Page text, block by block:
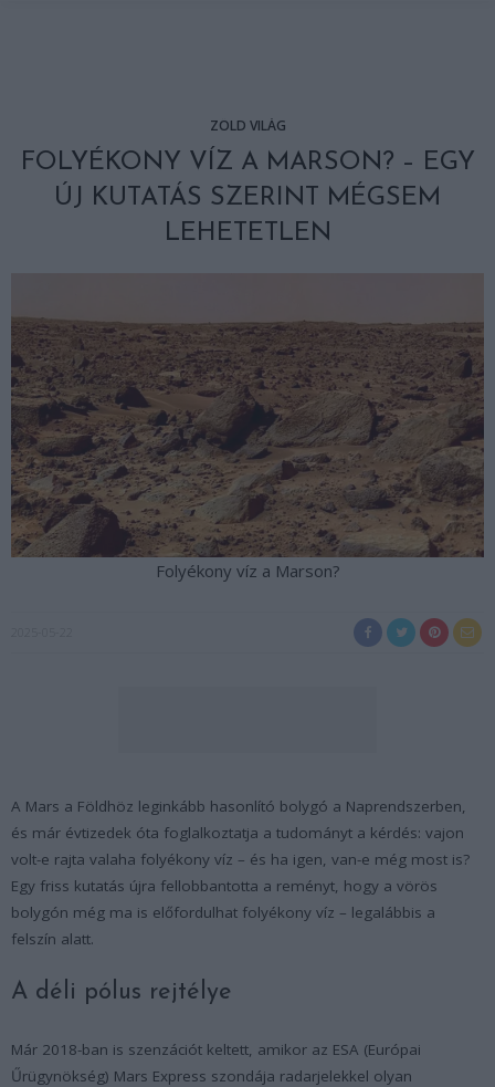
ZÖLD VILÁG
FOLYÉKONY VÍZ A MARSON? – EGY
ÚJ KUTATÁS SZERINT MÉGSEM
LEHETETLEN
Folyékony víz a Marson?
A Mars a Földhöz leginkább hasonlító bolygó a Naprendszerben,
és már évtizedek óta foglalkoztatja a tudományt a kérdés: vajon
volt-e rajta valaha folyékony víz – és ha igen, van-e még most is?
Egy friss kutatás újra fellobbantotta a reményt, hogy a vörös
bolygón még ma is előfordulhat folyékony víz – legalábbis a
felszín alatt.
A déli pólus rejtélye
Már 2018-ban is szenzációt keltett, amikor az ESA (Európai
Űrügynökség) Mars Express szondája radarjelekkel olyan